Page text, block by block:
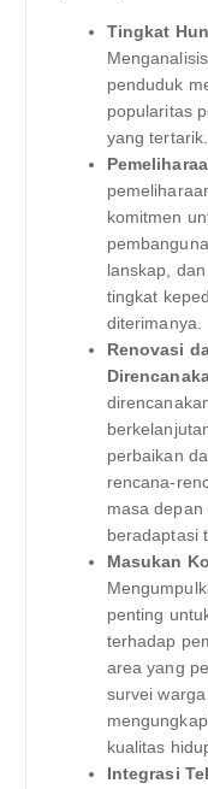
Tingkat
penduduk
popularitas
yang tertarik.
komitmen
lanskap,
tingkat
diterimanya.
Renovasi
perbaikan
rencana-
masa
beradaptasi
Masukan
penting
terhadap
area yang
survei
kualitas
Integrasi